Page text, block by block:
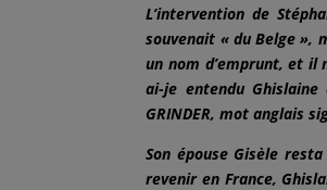
L’intervention de
souvenait « du Belge »,
un nom d’emprunt, et il
ai-je entendu Ghislaine
GRINDER, mot anglais
Son épouse Gisèle
revenir en France,